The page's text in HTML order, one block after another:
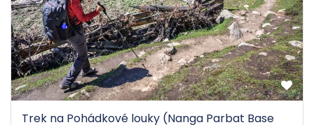
Trek na Pohádkové louky (Nanga Parbat Base